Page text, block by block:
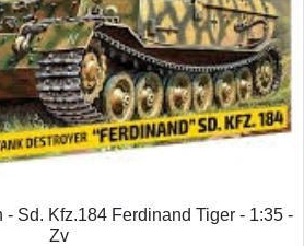
Sd. Kfz.184 Ferdinand Tiger - 1:35 -
Zv